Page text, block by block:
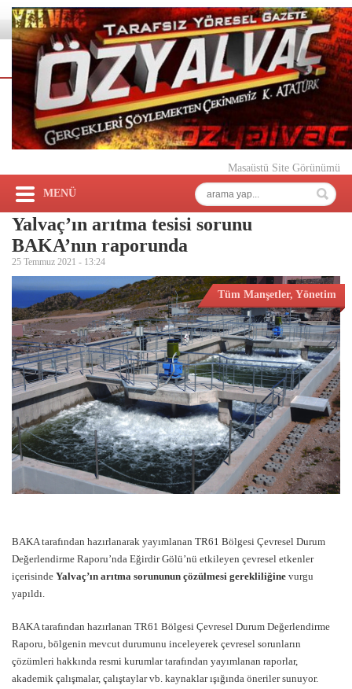
Masaüstü Site Görünümü
MENÜ
Yalvaç’ın arıtma tesisi sorunu
BAKA’nın raporunda
25 Temmuz 2021 - 13:24
Tüm Manşetler, Yönetim
BAKA tarafından hazırlanarak yayımlanan TR61 Bölgesi Çevresel Durum
Değerlendirme Raporu’nda Eğirdir Gölü’nü etkileyen çevresel etkenler
içerisinde Yalvaç’ın arıtma sorununun çözülmesi gerekliliğine vurgu
yapıldı.
BAKA tarafından hazırlanan TR61 Bölgesi Çevresel Durum Değerlendirme
Raporu, bölgenin mevcut durumunu inceleyerek çevresel sorunların
çözümleri hakkında resmi kurumlar tarafından yayımlanan raporlar,
akademik çalışmalar, çalıştaylar vb. kaynaklar ışığında öneriler sunuyor.